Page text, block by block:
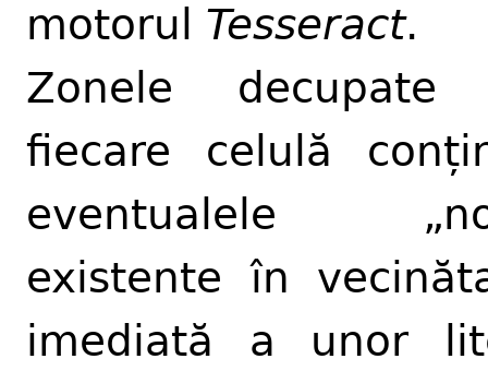
motorul Tesseract.
Zonele decupate
fiecare celulă
eventualele
existente în
imediată a unor